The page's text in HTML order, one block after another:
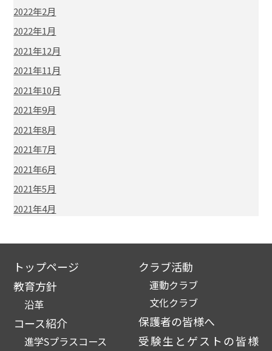
2022年2月
2022年1月
2021年12月
2021年11月
2021年10月
2021年9月
2021年8月
2021年7月
2021年6月
2021年5月
2021年4月
トップページ
教育方針
沿革
コース紹介
進学Sプラスコース
クラブ活動
運動クラブ
文化クラブ
保護者の皆様へ
受験生とゲストの皆様